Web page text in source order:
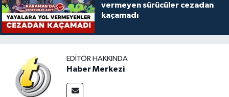
vermeyen sürücüler cezadan
kaçamadı
EDITÖR HAKKINDA
Haber Merkezi